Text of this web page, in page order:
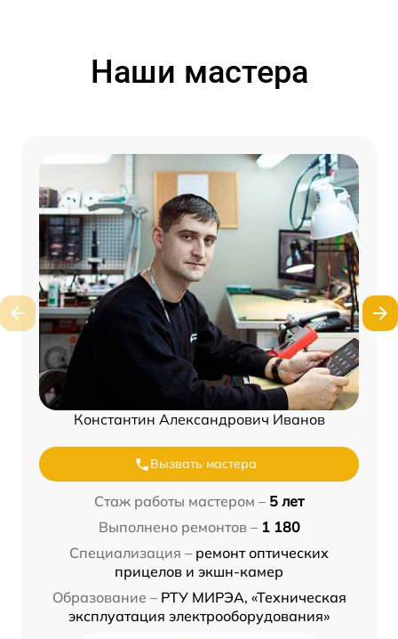
Наши мастера
Константин Александрович Иванов
Вызвать мастера
Стаж работы мастером – 5 лет
Выполнено ремонтов – 1 180
Специализация – ремонт оптических
прицелов и экшн-камер
Образование – РТУ МИРЭА, «Техническая
эксплуатация электрооборудования»